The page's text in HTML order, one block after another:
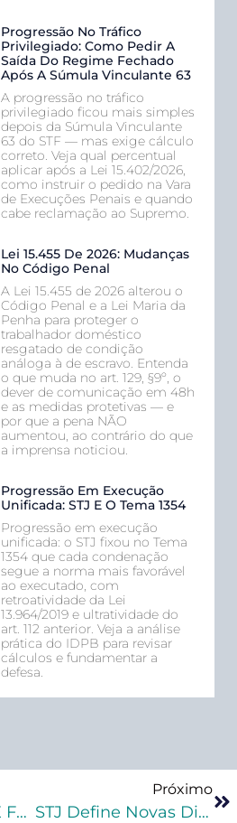
Progressão No Tráfico
Privilegiado: Como Pedir A
Saída Do Regime Fechado
Após A Súmula Vinculante 63
A progressão no tráfico
privilegiado ficou mais simples
depois da Súmula Vinculante
63 do STF — mas exige cálculo
correto. Veja qual percentual
aplicar após a Lei 15.402/2026,
como instruir o pedido na Vara
de Execuções Penais e quando
cabe reclamação ao Supremo.
Lei 15.455 De 2026: Mudanças
No Código Penal
A Lei 15.455 de 2026 alterou o
Código Penal e a Lei Maria da
Penha para proteger o
trabalhador doméstico
resgatado de condição
análoga à de escravo. Entenda
o que muda no art. 129, §9º, o
dever de comunicação em 48h
e as medidas protetivas — e
por que a pena NÃO
aumentou, ao contrário do que
a imprensa noticiou.
Progressão Em Execução
Unificada: STJ E O Tema 1354
Progressão em execução
unificada: o STJ fixou no Tema
1354 que cada condenação
segue a norma mais favorável
ao executado, com
retroatividade da Lei
13.964/2019 e ultratividade do
art. 112 anterior. Veja a análise
prática do IDPB para revisar
cálculos e fundamentar a
defesa.
Execução Penal E Falta Grave: Relativização Da Súmula 533 Do STJ
Próximo
STJ Define Novas Diretrizes Sobre A Reincidência Específica Do Art. 44, § 3º, Do Código Penal